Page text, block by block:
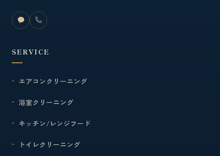
SERVICE
エアコンクリーニング
浴室クリーニング
キッチン/レンジフード
トイレクリーニング